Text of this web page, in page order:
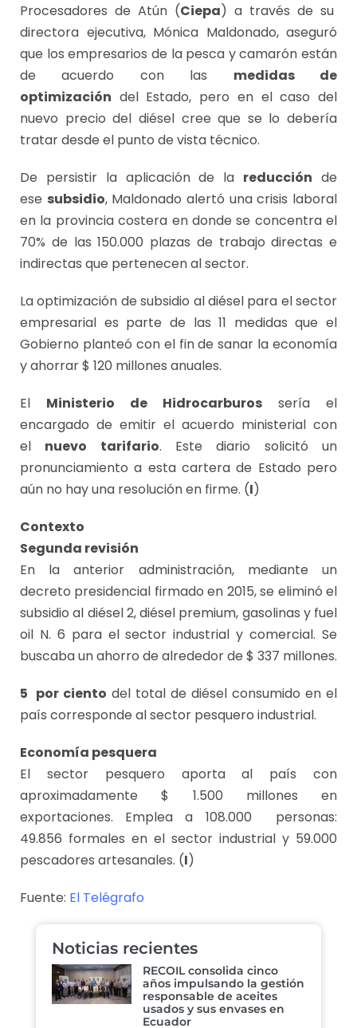
Procesadores de Atún (Ciepa) a través de su
directora ejecutiva, Mónica Maldonado, aseguró
que los empresarios de la pesca y camarón están
de acuerdo con las medidas de
optimización del Estado, pero en el caso del
nuevo precio del diésel cree que se lo debería
tratar desde el punto de vista técnico.
De persistir la aplicación de la reducción de
ese subsidio, Maldonado alertó una crisis laboral
en la provincia costera en donde se concentra el
70% de las 150.000 plazas de trabajo directas e
indirectas que pertenecen al sector.
La optimización de subsidio al diésel para el sector
empresarial es parte de las 11 medidas que el
Gobierno planteó con el fin de sanar la economía
y ahorrar $ 120 millones anuales.
El Ministerio de Hidrocarburos sería el
encargado de emitir el acuerdo ministerial con
el nuevo tarifario. Este diario solicitó un
pronunciamiento a esta cartera de Estado pero
aún no hay una resolución en firme. (I)
Contexto
Segunda revisión
En la anterior administración, mediante un
decreto presidencial firmado en 2015, se eliminó el
subsidio al diésel 2, diésel premium, gasolinas y fuel
oil N. 6 para el sector industrial y comercial. Se
buscaba un ahorro de alrededor de $ 337 millones.
5 por ciento del total de diésel consumido en el
país corresponde al sector pesquero industrial.
Economía pesquera
El sector pesquero aporta al país con
aproximadamente $ 1.500 millones en
exportaciones. Emplea a 108.000 personas:
49.856 formales en el sector industrial y 59.000
pescadores artesanales. (I)
Fuente: El Telégrafo
Noticias recientes
RECOIL consolida cinco
años impulsando la gestión
responsable de aceites
usados y sus envases en
Ecuador